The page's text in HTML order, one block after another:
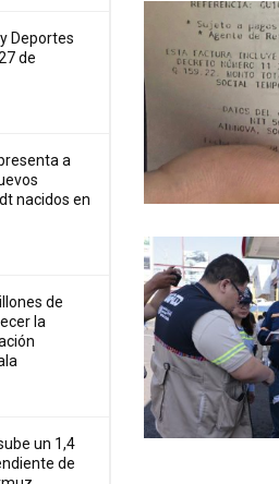
Deportes
de
a
nacidos en
de
la
un 1,4
de